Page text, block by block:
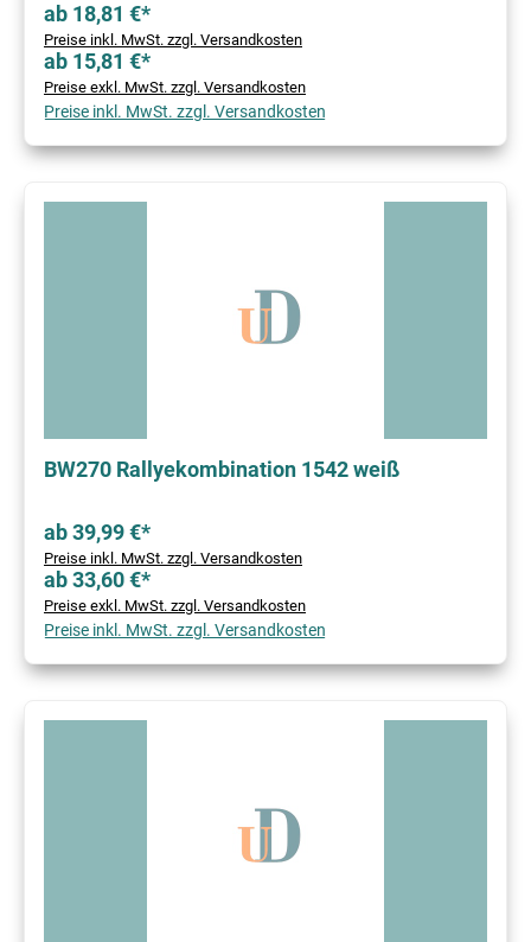
ab 18,81 €*
Preise inkl. MwSt. zzgl. Versandkosten
ab 15,81 €*
Preise exkl. MwSt. zzgl. Versandkosten
Preise inkl. MwSt. zzgl. Versandkosten
BW270 Rallyekombination 1542 weiß
ab 39,99 €*
Preise inkl. MwSt. zzgl. Versandkosten
ab 33,60 €*
Preise exkl. MwSt. zzgl. Versandkosten
Preise inkl. MwSt. zzgl. Versandkosten